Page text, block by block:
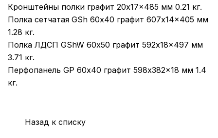
Кронштейны полки графит 20x17x485 мм 0.21 кг.
Полка сетчатая GSh 60х40 графит 607x14x405 мм
1.28 кг.
Полка ЛДСП GShW 60х50 графит 592x18x497 мм
3.71 кг.
Перфопанель GP 60х40 графит 598x382x18 мм 1.4
кг.
Назад к списку